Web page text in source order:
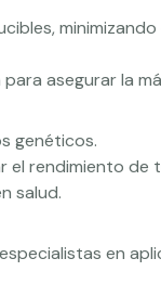
asegurar la
genéticos.
el rendimiento de
salud.
en